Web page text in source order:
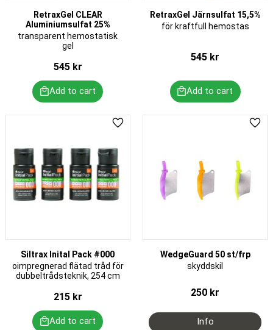
RetraxGel CLEAR
Aluminiumsulfat 25%
transparent hemostatisk
gel
545kr
RetraxGel Järnsulfat 15,5%
för kraftfull hemostas
545 kr
Siltrax Inital Pack #000
oimpregnerad flätad tråd för
dubbeltrådsteknik, 254 cm
215kr
Add to favorites
WedgeGuard 50 st/frp
skyddskil
250 kr
Add